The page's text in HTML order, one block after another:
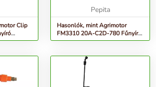
Clip
4)
Pepita
Hasonlók, mint Agrimotor
FM3310 20A-C2D-780 Fűnyíró,
Sárga-Fekete